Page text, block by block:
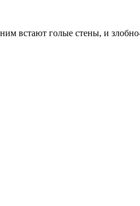
встают голые стены, и